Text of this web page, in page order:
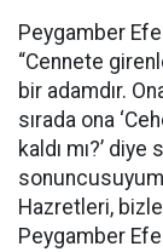
Peygamber
“Cennete
bir adamdır.
sırada ona
kaldı mı?’ diye
Hazretleri,
Peygamber